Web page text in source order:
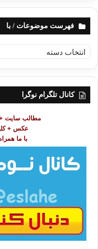
فهرست موضوعات / با
ه
ر
کانال تلگرام نوگرا
مطالب سایت
عکس +
با ما